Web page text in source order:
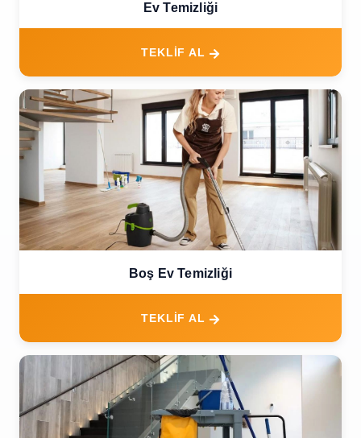
Ev Temizliği
TEKLİF AL
Boş Ev Temizliği
TEKLİF AL